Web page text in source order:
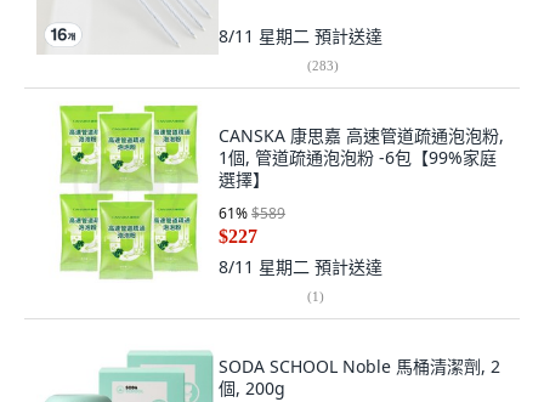
8/11 星期二 預計送達
(283)
CANSKA 康思嘉 高速管道疏通泡泡粉,
1個, 管道疏通泡泡粉 -6包【99%家庭
選擇】
61%$589
$227
8/11 星期二 預計送達
(1)
SODA SCHOOL Noble 馬桶清潔劑, 2
個, 200g